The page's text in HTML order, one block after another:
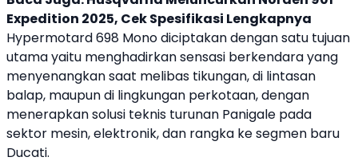
Expedition 2025, Cek Spesifikasi Lengkapnya
Hypermotard 698 Mono diciptakan dengan satu tujuan
utama yaitu menghadirkan sensasi berkendara yang
menyenangkan saat melibas tikungan, di lintasan
balap, maupun di lingkungan perkotaan, dengan
menerapkan solusi teknis turunan Panigale pada
sektor mesin, elektronik, dan rangka ke segmen baru
Ducati.